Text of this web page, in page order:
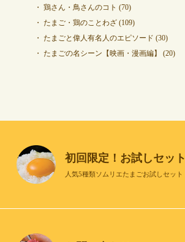
鶏さん・鳥さんのコト (70)
たまご・鶏のことわざ(109)
たまごと偉人有名人のエピソード (30)
たまごの名シーン【映画・漫画編】
(20)
初回限定！お試しセット
人気5種類ソムリエたまごお試しセット